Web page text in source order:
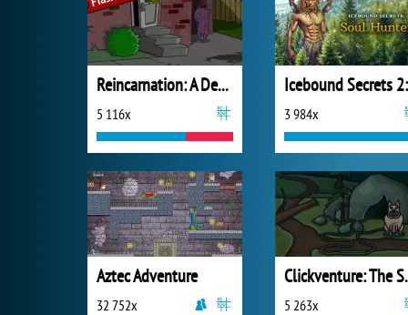
Reincarnation: A Demon's Day Out
5 116x 3 984x
Aztec Adventure
32 752x 5 263x